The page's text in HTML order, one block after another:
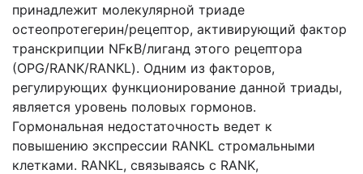
принадлежит молекулярной триаде
остеопротегерин/рецептор, активирующий фактор
транскрипции NFκB/лиганд этого рецептора
(ОPG/RANK/RANKL). Одним из факторов,
регулирующих функционирование данной триады,
является уровень половых гормонов.
Гормональная недостаточность ведет к
повышению экспрессии RANKL стромальными
клетками. RANKL, связываясь с RANK,